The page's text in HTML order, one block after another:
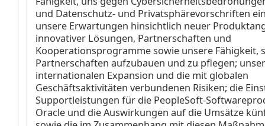
und Datenschutz- und Privatsphärevorschriften
unsere Erwartungen hinsichtlich neuer
innovativer Lösungen, Partnerschaften und
Kooperationsprogramme sowie unsere Fähigkeit,
Partnerschaften aufzubauen und zu pflegen;
internationalen Expansion und die mit globalen
Geschäftsaktivitäten verbundenen Risiken; die
Supportleistungen für die PeopleSoft-
Oracle und die Auswirkungen auf die Umsätze